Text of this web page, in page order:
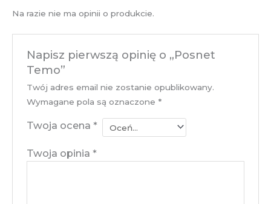
Na razie nie ma opinii o produkcie.
Napisz pierwszą opinię o „Posnet
Temo”
Twój adres email nie zostanie opublikowany.
Wymagane pola są oznaczone *
Twoja ocena *
Twoja opinia *